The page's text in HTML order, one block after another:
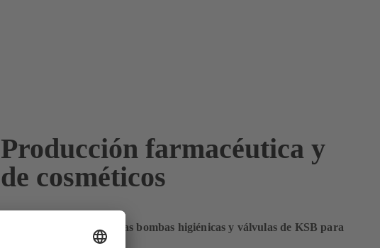
Producción farmacéutica y
de cosméticos
Maquillan su resultado: las bombas higiénicas y válvulas de KSB para